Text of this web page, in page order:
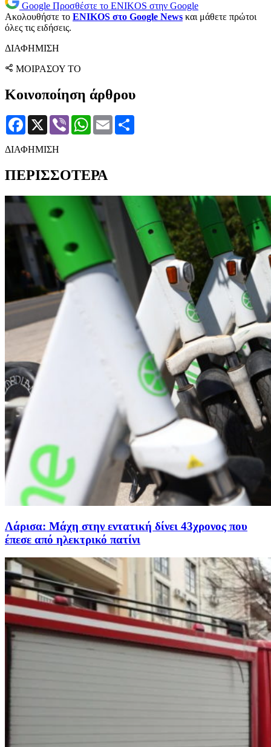
Google Προσθέστε το ENIKOS στην Google
Ακολουθήστε το ENIKOS στο Google News και μάθετε πρώτοι
όλες τις ειδήσεις.
ΔΙΑΦΗΜΙΣΗ
ΜΟΙΡΑΣΟΥ ΤΟ
Κοινοποίηση άρθρου
Facebook
X Viber WhatsApp
Email
ΔΙΑΦΗΜΙΣΗ
ΠΕΡΙΣΣΟΤΕΡΑ
Λάρισα: Μάχη στην εντατική δίνει 43χρονος που
έπεσε από ηλεκτρικό πατίνι